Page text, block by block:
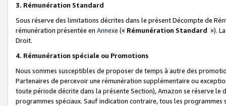
3. Rémunération Standard
Sous réserve des limitations décrites dans le présent Décompte de
rémunération présentée en Annexe (« Rémunération Standard »).
Droit.
4. Rémunération spéciale ou Promotions
Nous sommes susceptibles de proposer de temps à autre des
Partenaires de percevoir une rémunération supplémentaire ou
toute période décrite dans la présente Section), Amazon se réserve
programmes spéciaux. Sauf indication contraire, tous les